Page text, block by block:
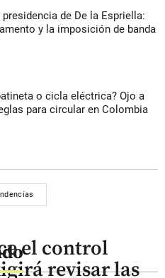
de De la Espriella:
y la imposición de banda
o cicla eléctrica? Ojo a
para circular en Colombia
el control
revisar las